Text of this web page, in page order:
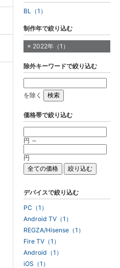
BL（1）
制作年で絞り込む
2022年（1）
除外キーワードで絞り込む
を除く
価格帯で絞り込む
円 ～
円
デバイスで絞り込む
PC（1）
Android TV（1）
REGZA/Hisense（1）
Fire TV（1）
Android（1）
iOS（1）